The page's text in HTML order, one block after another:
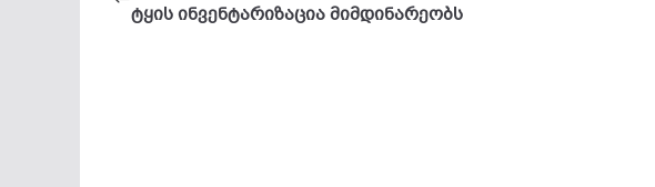
ტყის ინვენტარიზაცია მიმდინარეობს